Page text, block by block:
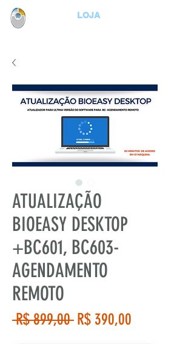
LOJA
ATUALIZAÇÃO
BIOEASY DESKTOP
+BC601, BC603-
AGENDAMENTO
REMOTO
R$ 899,00 Preço
R$ 390,00